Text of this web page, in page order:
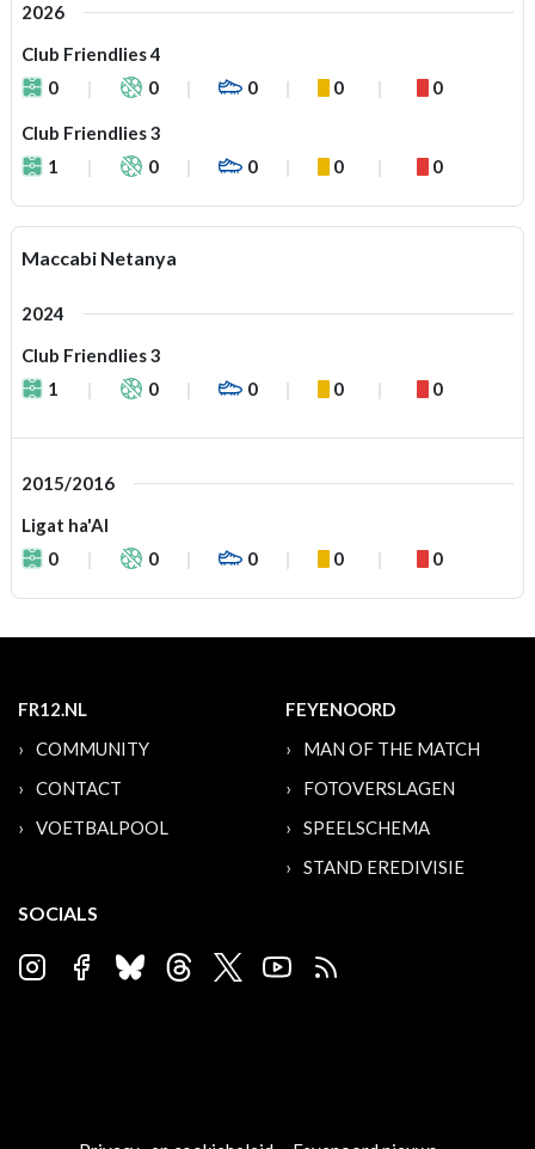
2026
Club Friendlies 4
0
0 0 0 0
Club Friendlies 3
1
0 0 0 0
Maccabi Netanya
2024
Club Friendlies 3
1
0 0 0 0
2015/2016
Ligat ha'Al
0
0 0 0 0
FR12.NL
COMMUNITY
CONTACT
VOETBALPOOL
FEYENOORD
MAN OF THE MATCH
FOTOVERSLAGEN
SPEELSCHEMA
STAND EREDIVISIE
SOCIALS